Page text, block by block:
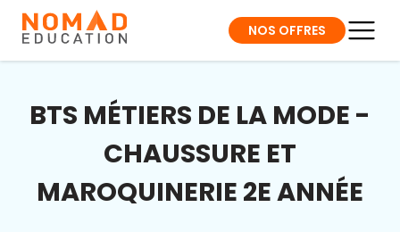
NOS OFFRES
BTS MÉTIERS DE LA MODE -
CHAUSSURE ET
MAROQUINERIE 2E ANNÉE